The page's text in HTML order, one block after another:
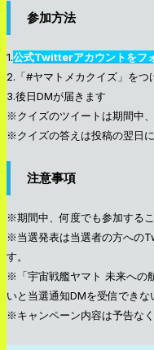
参加方法
1.公式Twitterアカウントをフ
2.「#ヤマトメカクイズ」をつ
3.後日DMが届きます
※クイズのツイートは期間中、
※クイズの答えは投稿の翌日に
注意事項
※期間中、何度でも参加するこ
※当選発表は当選者の方への
す。
※「宇宙戦艦ヤマト 未来への
いと当選通知DMを受信できな
※キャンペーン内容は予告な